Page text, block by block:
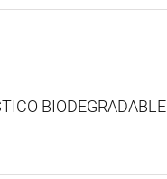
BIODEGRADABLE